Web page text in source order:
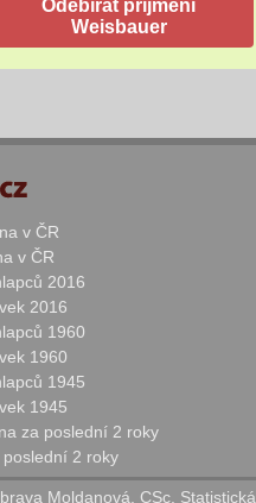
v ČR
v ČR
2016
2016
1960
1960
1945
1945
za poslední 2 roky
2 roky
Moldanová, CSc. Statistická